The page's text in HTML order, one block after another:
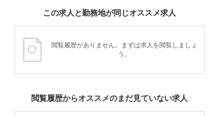
この求人と勤務地が同じオススメ求人
閲覧履歴がありません。まずは求人を閲覧しましょ
う。
閲覧履歴からオススメのまだ見ていない求人